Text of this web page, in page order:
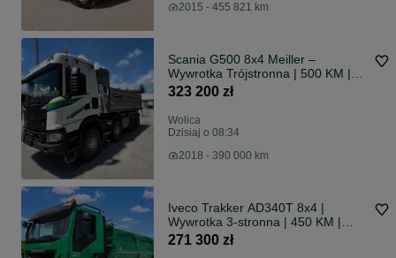
2015 - 455 821 km
Scania G500 8x4 Meiller –
Wywrotka Trójstronna | 500 KM |
Euro 6 | 2018 | Retarder | 8x4
323 200 zł
Wolica
Dzisiaj o 08:34
2018 - 390 000 km
Iveco Trakker AD340T 8x4 |
Wywrotka 3-stronna | 450 KM |
Euro 6 | 280 tys. km | 2016
271 300 zł